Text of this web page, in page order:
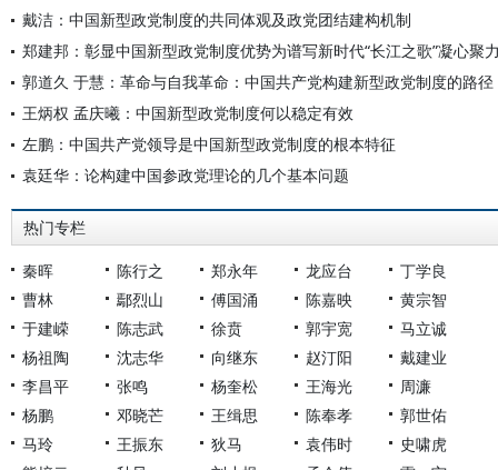
戴洁：中国新型政党制度的共同体观及政党团结建构机制
郑建邦：彰显中国新型政党制度优势为谱写新时代“长江之歌”凝心聚
郭道久 于慧：革命与自我革命：中国共产党构建新型政党制度的路径
王炳权 孟庆曦：中国新型政党制度何以稳定有效
左鹏：中国共产党领导是中国新型政党制度的根本特征
袁廷华：论构建中国参政党理论的几个基本问题
热门专栏
秦晖 陈行之 郑永年 龙应台
丁学良
曹林
鄢烈山 傅国涌 陈嘉映
黄宗智
于建嵘
陈志武 徐贲 郭宇宽
马立诚
杨祖陶
沈志华 向继东 赵汀阳
戴建业
李昌平
张鸣 杨奎松 王海光
周濂
杨鹏
邓晓芒 王缉思 陈奉孝
郭世佑
马玲
王振东 狄马 袁伟时
史啸虎